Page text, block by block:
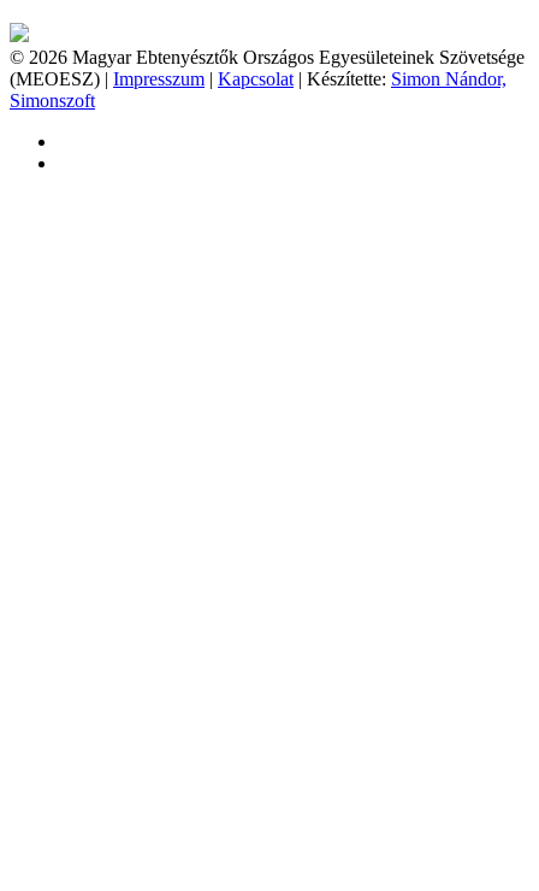
© 2026 Magyar Ebtenyésztők Országos Egyesületeinek Szövetsége
(MEOESZ) | Impresszum | Kapcsolat | Készítette: Simon Nándor,
Simonszoft